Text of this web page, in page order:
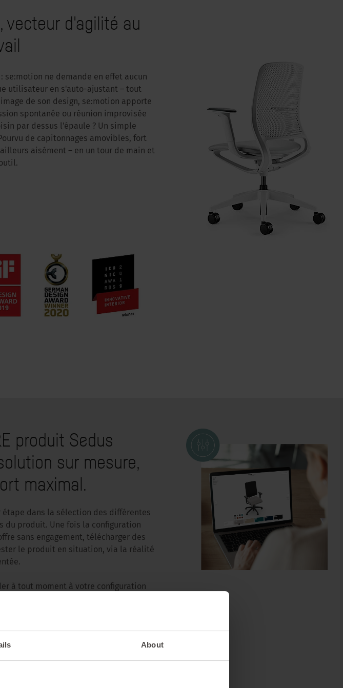
About
vecteur d'agilité au
ne demande en effet aucun
utilisateur en s'auto-ajustant – tout
de son design, se:motion apporte
spontanée ou réunion improvisée
par dessus l'épaule ? Un simple
de capitonnages amovibles, fort
aisément – en un tour de main et
produit Sedus
sur mesure,
maximal.
étape dans la sélection des différentes
produit. Une fois la configuration
sans engagement, télécharger des
le produit en situation, via la réalité
à tout moment à votre configuration
PRODUIT